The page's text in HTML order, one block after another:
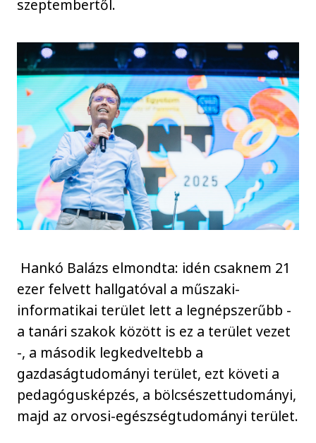
szeptembertől.
Hankó Balázs elmondta: idén csaknem 21
ezer felvett hallgatóval a műszaki-
informatikai terület lett a legnépszerűbb -
a tanári szakok között is ez a terület vezet
-, a második legkedveltebb a
gazdaságtudományi terület, ezt követi a
pedagógusképzés, a bölcsészettudományi,
majd az orvosi-egészségtudományi terület.